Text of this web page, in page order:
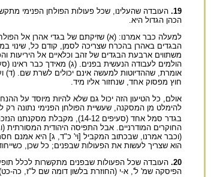
19. העובדה שהעלינו, שכל פעולות הפולחן הפנימי
הכהן הגדול היא.
הבגדים באהרן בהכרח שצריכה לסמן, קודם כל, שינוי
משתווים ארבעת הבגדים של זהב וכלאיים אל היריעות
חוץ מפסוק אחד, שנחזור אליו מיד.
אולם, כל הטיעון הזה יכול גם שלא להיות מיוסד על
בגדר סמל אחד (סעיפים 14-12), מקבלת מסקנתנו הנזכרת משנה תוקף. ההלכה התלמודית התירה את השרות בפנים בכהן הדיוט
החוקרים המודרניים. אבל התפיסה היהודית
(וכבר אמרנו, שבכתוב המקביל [וי' כ"ד, ג] היא אמנם
הוא שצריך לעשות את הפעולות שבפנים; כל שכן,
20. העובדה שכל הפעולות שבפנים מתקשרות לכלל
הפיסקה שמ' ל', א-י (החוזרת בלשון דומה שם ל"ז, כה-